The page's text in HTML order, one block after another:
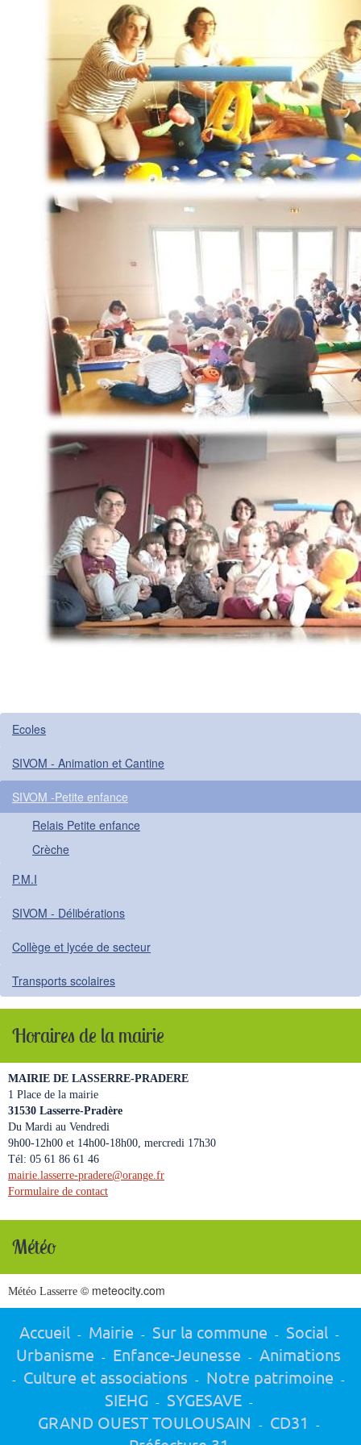
Ecoles
SIVOM - Animation et Cantine
SIVOM -Petite enfance
Relais Petite enfance
Crèche
P.M.I
SIVOM - Délibérations
Collège et lycée de secteur
Transports scolaires
Horaires de la mairie
MAIRIE DE LASSERRE-PRADERE
1 Place de la mairie
31530 Lasserre-Pradère
Du Mardi au Vendredi
9h00-12h00 et 14h00-18h00, mercredi 17h30
Tél: 05 61 86 61 46
mairie.lasserre-pradere@orange.fr
Formulaire de contact
Météo
Météo Lasserre © meteocity.com
Accueil - Mairie - Sur la commune - Social -
Urbanisme - Enfance-Jeunesse - Animations
- Culture et associations - Notre patrimoine -
SIEHG - SYGESAVE -
GRAND OUEST TOULOUSAIN - CD31 -